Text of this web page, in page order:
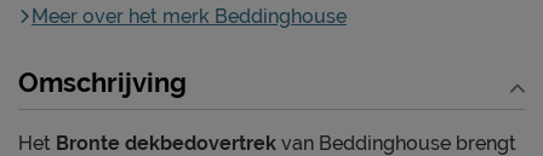
Meer over het merk Beddinghouse
Omschrijving
Het Bronte dekbedovertrek van Beddinghouse brengt